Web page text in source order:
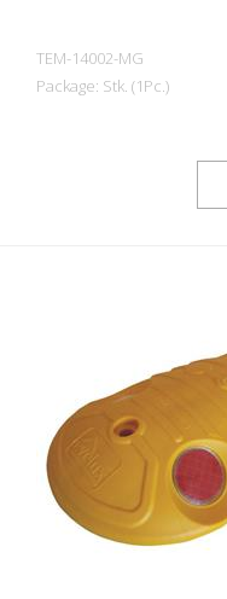
TEM-14002-MG
Package: Stk. (1Pc.)